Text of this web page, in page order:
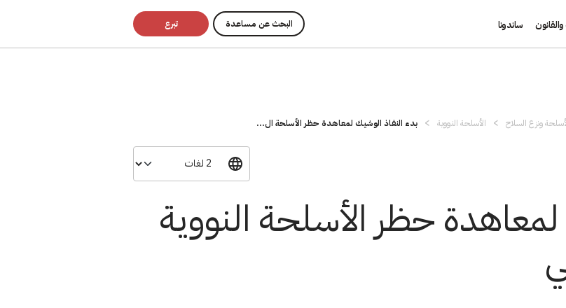
ساندونا البحث عن مساعدة تبرع
ونزع السلاح الأسلحة النووية بدء النفاذ الوشيك لمعاهدة حظر الأسلحة ال...
حظر الأسلحة النووية